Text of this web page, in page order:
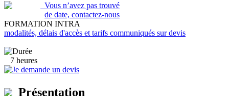
Vous n’avez pas trouvé
de date, contactez-nous
FORMATION INTRA
modalités, délais d'accès et tarifs communiqués sur devis
7 heures
Je demande un devis
Présentation